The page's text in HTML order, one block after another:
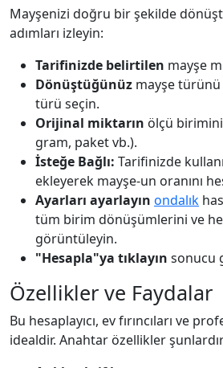
Mayşenizi doğru bir şekilde
adımları izleyin:
Tarifinizde belirtilen mayşe
Dönüştüğünüz mayşe türünü
türü seçin.
Orijinal miktarın ölçü birimini
gram, paket vb.).
İsteğe Bağlı: Tarifinizde
ekleyerek mayşe-un oranını
Ayarları ayarlayın ondalık
tüm birim dönüşümlerini ve
görüntüleyin.
"Hesapla"ya tıklayın sonucu
Özellikler ve Faydalar
Bu hesaplayıcı, ev fırıncıları ve
idealdir. Anahtar özellikler